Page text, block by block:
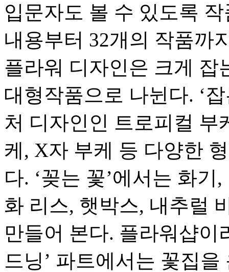
입문자도 볼 수 있도록
내용부터 32개의 작품까
플라워 디자인은 크게 잡
대형작품으로 나뉜다. ‘
처 디자인인 트로피컬 부
케, X자 부케 등 다양한
다. ‘꽂는 꽃’에서는 화
화 리스, 햇박스, 내추럴
만들어 본다. 플라워샵이
드닝’ 파트에서는 꽃집